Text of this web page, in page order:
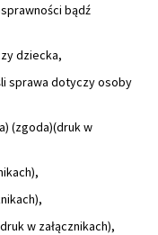
bądź
dziecka,
sprawa dotyczy osoby
(zgoda)(druk w
w załącznikach),